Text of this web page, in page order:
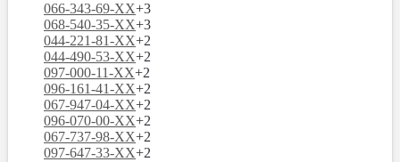
066-343-69-XX+3
068-540-35-XX+3
044-221-81-XX+2
044-490-53-XX+2
097-000-11-XX+2
096-161-41-XX+2
067-947-04-XX+2
096-070-00-XX+2
067-737-98-XX+2
097-647-33-XX+2